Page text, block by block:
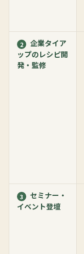
2
企業タイア
ップのレシピ開
発・監修
3
セミナー・
イベント登壇